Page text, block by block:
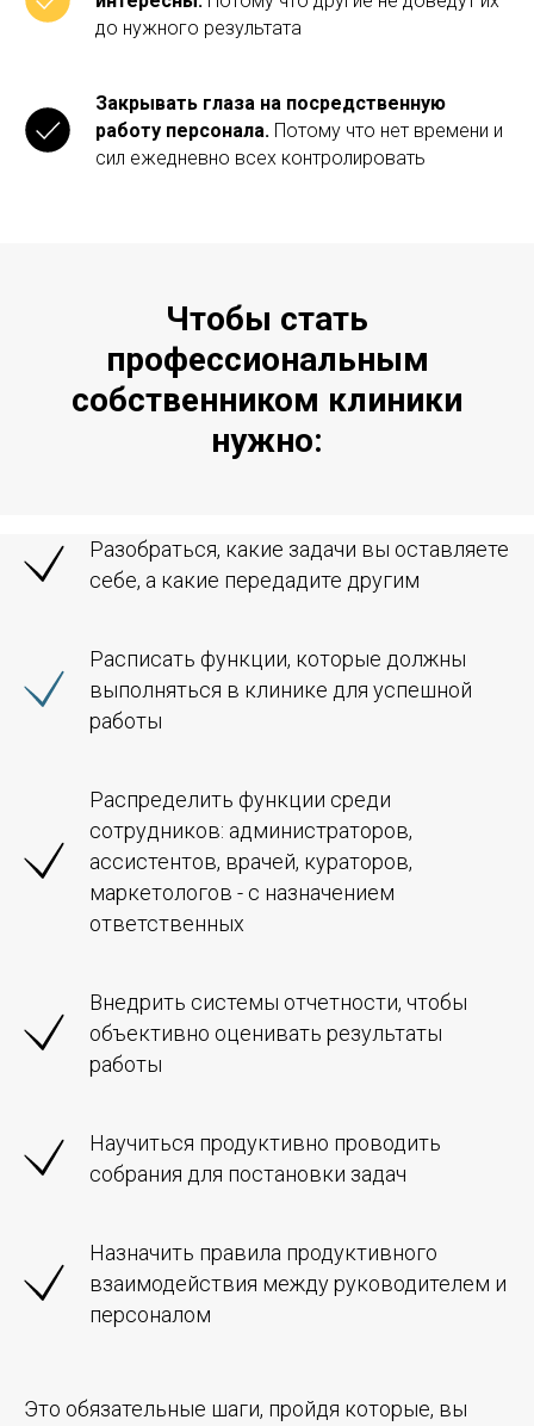
до нужного результата
Закрывать глаза на посредственную
работу персонала. Потому что нет времени и
сил ежедневно всех контролировать
Чтобы стать
профессиональным
собственником клиники
нужно:
Разобраться, какие задачи вы оставляете
себе, а какие передадите другим
Расписать функции, которые должны
выполняться в клинике для успешной
работы
Распределить функции среди
сотрудников: администраторов,
ассистентов, врачей, кураторов,
маркетологов - с назначением
ответственных
Внедрить системы отчетности, чтобы
объективно оценивать результаты
работы
Научиться продуктивно проводить
собрания для постановки задач
Назначить правила продуктивного
взаимодействия между руководителем и
персоналом
Это обязательные шаги, пройдя которые, вы